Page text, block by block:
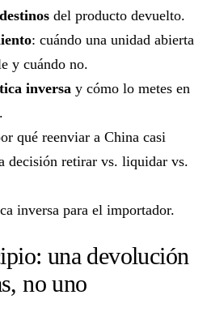
del producto devuelto.
: cuándo una unidad abierta
y cuándo no.
inversa y cómo lo metes en
qué reenviar a China casi
decisión retirar vs. liquidar vs.
inversa para el importador.
una devolución
no uno